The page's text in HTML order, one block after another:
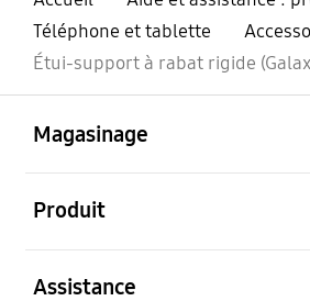
Téléphone et tablette
Étui-support à rabat rigide
Magasinage
Produit
Assistance